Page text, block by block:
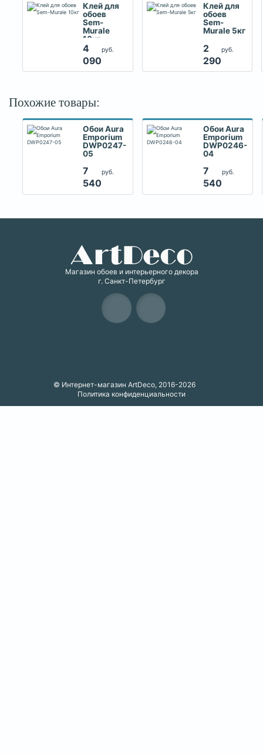
Клей для
обоев
Sem-
Murale
10кг
4
090
руб.
Клей для
обоев
Sem-
Murale 5кг
2
290
руб.
Похожие товары:
Обои Aura
Emporium
DWP0247-
05
7
540
руб.
Обои Aura
Emporium
DWP0246-
04
7
540
руб.
Магазин обоев и интерьерного декора
г. Санкт-Петербург
© Интернет-магазин ArtDeco, 2016-2026
Политика конфиденциальности